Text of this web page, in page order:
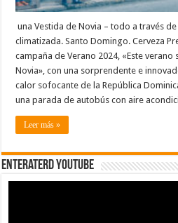
una Vestida de Novia – todo a través
climatizada. Santo Domingo. Cerveza
campaña de Verano 2024, «Este
Novia», con una sorprendente e
calor sofocante de la República
una parada de autobús con aire
Leer más »
EnterateRD YOUTUBE